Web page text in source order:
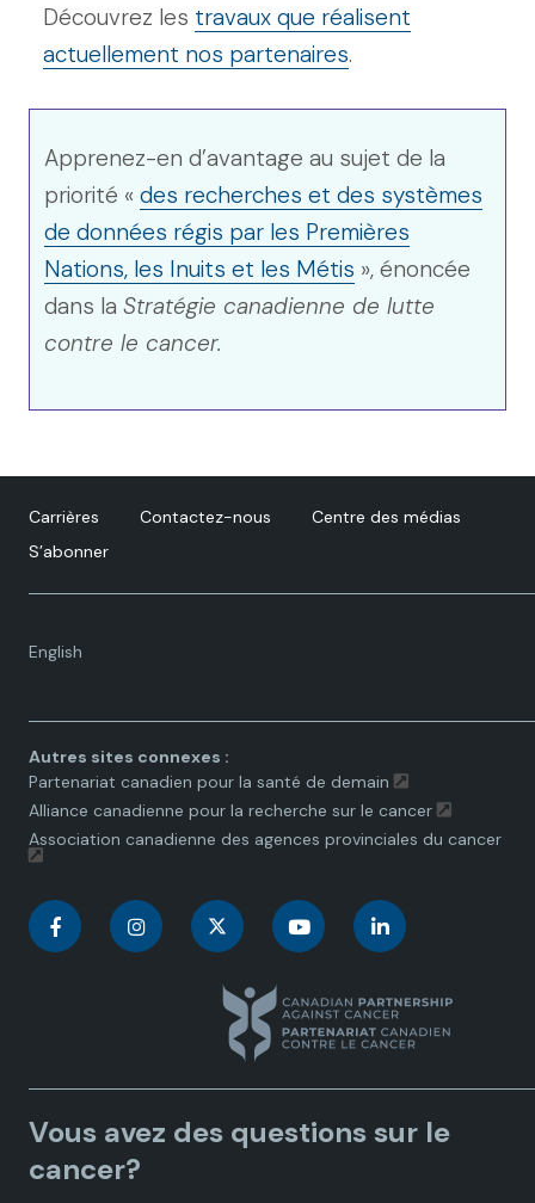
Découvrez les travaux que réalisent
actuellement nos partenaires.
Apprenez-en d’avantage au sujet de la
priorité « des recherches et des systèmes
de données régis par les Premières
Nations, les Inuits et les Métis », énoncée
dans la Stratégie canadienne de lutte
contre le cancer.
Carrières Contactez-nous
Centre des médias
S’abonner
English
Language
Autres sites connexes :
Partenariat canadien pour la santé de demain
Alliance canadienne pour la recherche sur le cancer
Association canadienne des agences provinciales du cancer
C
a
d
C
a
d
n
a
d
C
n
a
d
C
n
a
d
Vous avez des questions sur le
cancer?